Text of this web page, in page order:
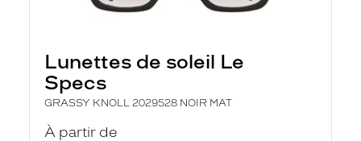
Lunettes de soleil Le
Specs
GRASSY KNOLL 2029528 NOIR MAT
À partir de